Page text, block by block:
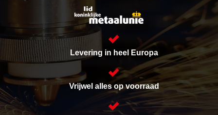
Levering in heel Europa
Vrijwel alles op voorraad